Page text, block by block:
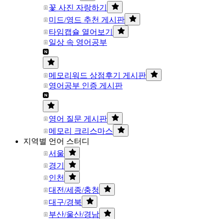
꽃 사진 자랑하기
미드/영드 추천 게시판
타임캡슐 열어보기
일상 속 영어공부
메모리워드 상점후기 게시판
영어공부 인증 게시판
영어 질문 게시판
메모리 크리스마스
지역별 언어 스터디
서울
경기
인천
대전/세종/충청
대구/경북
부산/울산/경남